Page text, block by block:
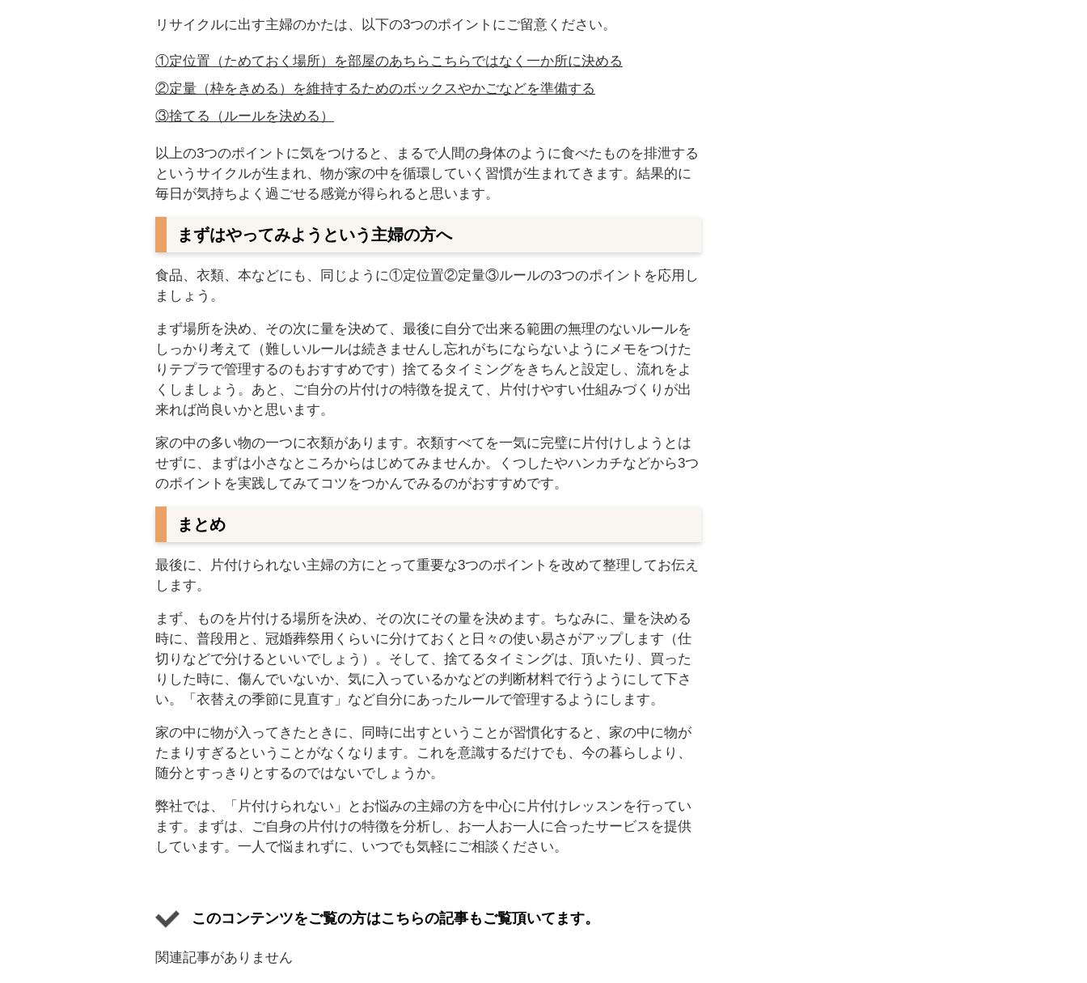
リサイクルに出す主婦のかたは、以下の3つのポイントにご留意ください。
①定位置（ためておく場所）を部屋のあちらこちらではなく一か所に決める
②定量（枠をきめる）を維持するためのボックスやかごなどを準備する
③捨てる（ルールを決める）
以上の3つのポイントに気をつけると、まるで人間の身体のように食べたものを排泄する
というサイクルが生まれ、物が家の中を循環していく習慣が生まれてきます。結果的に
毎日が気持ちよく過ごせる感覚が得られると思います。
まずはやってみようという主婦の方へ
食品、衣類、本などにも、同じように①定位置②定量③ルールの3つのポイントを応用し
ましょう。
まず場所を決め、その次に量を決めて、最後に自分で出来る範囲の無理のないルールを
しっかり考えて（難しいルールは続きませんし忘れがちにならないようにメモをつけた
りテプラで管理するのもおすすめです）捨てるタイミングをきちんと設定し、流れをよ
くしましょう。あと、ご自分の片付けの特徴を捉えて、片付けやすい仕組みづくりが出
来れば尚良いかと思います。
家の中の多い物の一つに衣類があります。衣類すべてを一気に完璧に片付けしようとは
せずに、まずは小さなところからはじめてみませんか。くつしたやハンカチなどから3つ
のポイントを実践してみてコツをつかんでみるのがおすすめです。
まとめ
最後に、片付けられない主婦の方にとって重要な3つのポイントを改めて整理してお伝え
します。
まず、ものを片付ける場所を決め、その次にその量を決めます。ちなみに、量を決める
時に、普段用と、冠婚葬祭用くらいに分けておくと日々の使い易さがアップします（仕
切りなどで分けるといいでしょう）。そして、捨てるタイミングは、頂いたり、買った
りした時に、傷んでいないか、気に入っているかなどの判断材料で行うようにして下さ
い。「衣替えの季節に見直す」など自分にあったルールで管理するようにします。
家の中に物が入ってきたときに、同時に出すということが習慣化すると、家の中に物が
たまりすぎるということがなくなります。これを意識するだけでも、今の暮らしより、
随分とすっきりとするのではないでしょうか。
弊社では、「片付けられない」とお悩みの主婦の方を中心に片付けレッスンを行ってい
ます。まずは、ご自身の片付けの特徴を分析し、お一人お一人に合ったサービスを提供
しています。一人で悩まれずに、いつでも気軽にご相談ください。
このコンテンツをご覧の方はこちらの記事もご覧頂いてます。
関連記事がありません